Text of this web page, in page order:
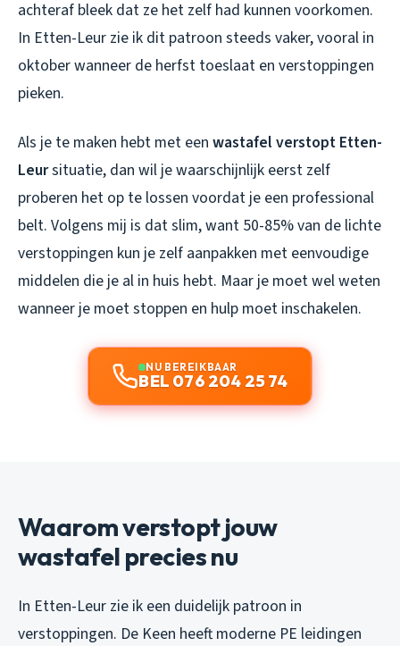
achteraf bleek dat ze het zelf had kunnen voorkomen.
In Etten-Leur zie ik dit patroon steeds vaker, vooral in
oktober wanneer de herfst toeslaat en verstoppingen
pieken.
Als je te maken hebt met een wastafel verstopt Etten-
Leursituatie, dan wil je waarschijnlijk eerst zelf
proberen het op te lossen voordat je een professional
belt. Volgens mij is dat slim, want 50-85% van de lichte
verstoppingen kun je zelf aanpakken met eenvoudige
middelen die je al in huis hebt. Maar je moet wel weten
wanneer je moet stoppen en hulp moet inschakelen.
NU BEREIKBAAR
BEL 076 204 25 74
Waarom verstopt jouw
wastafel precies nu
In Etten-Leur zie ik een duidelijk patroon in
verstoppingen. De Keen heeft moderne PE leidingen